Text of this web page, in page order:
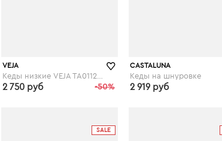
VEJA
-50%
2 750 руб
CASTALUNA
Кеды на шнуровке
2 919 руб
SALE